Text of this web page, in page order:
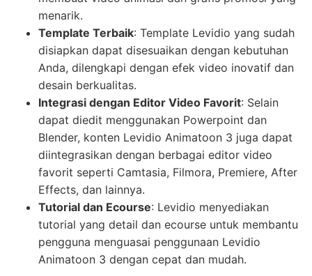
menarik.
Template Terbaik: Template Levidio yang sudah
disiapkan dapat disesuaikan dengan kebutuhan
Anda, dilengkapi dengan efek video inovatif dan
desain berkualitas.
Integrasi dengan Editor Video Favorit: Selain
dapat diedit menggunakan Powerpoint dan
Blender, konten Levidio Animatoon 3 juga dapat
diintegrasikan dengan berbagai editor video
favorit seperti Camtasia, Filmora, Premiere, After
Effects, dan lainnya.
Tutorial dan Ecourse: Levidio menyediakan
tutorial yang detail dan ecourse untuk membantu
pengguna menguasai penggunaan Levidio
Animatoon 3 dengan cepat dan mudah.